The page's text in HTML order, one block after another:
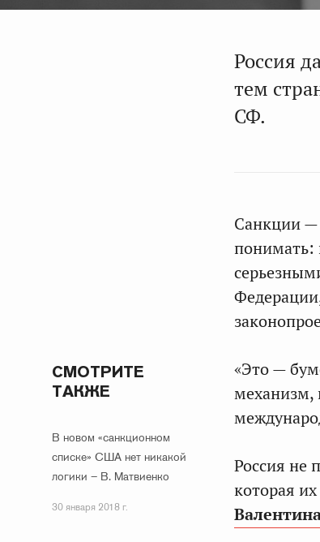
Россия
тем
СФ.
Санкции —
понимать:
СМОТРИТЕ
ТАКЖЕ
В новом «санкционном
списке» США нет никакой
логики – В. Матвиенко
30 января 2018 г.
«Это —
Россия не
которая